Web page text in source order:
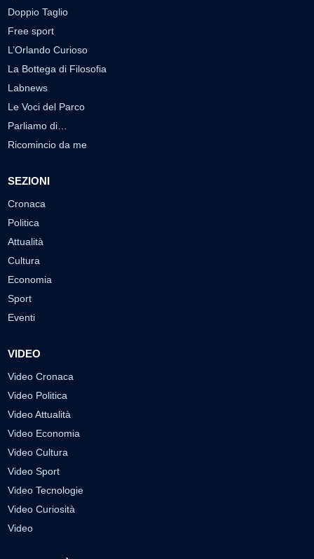
Doppio Taglio
Free sport
L’Orlando Curioso
La Bottega di Filosofia
Labnews
Le Voci del Parco
Parliamo di…
Ricomincio da me
SEZIONI
Cronaca
Politica
Attualità
Cultura
Economia
Sport
Eventi
VIDEO
Video Cronaca
Video Politica
Video Attualità
Video Economia
Video Cultura
Video Sport
Video Tecnologie
Video Curiosità
Video